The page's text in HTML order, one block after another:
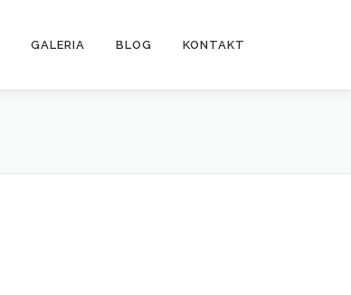
GALERIA BLOG KONTAKT